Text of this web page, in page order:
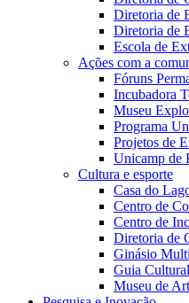
Diretoria de
Diretoria de
Escola de
Ações com a
Fóruns
Incubadora
Museu
Programa
Projetos de
Unicamp de
Cultura e esporte
Casa do
Centro de
Centro de
Diretoria de
Ginásio
Guia
Museu de